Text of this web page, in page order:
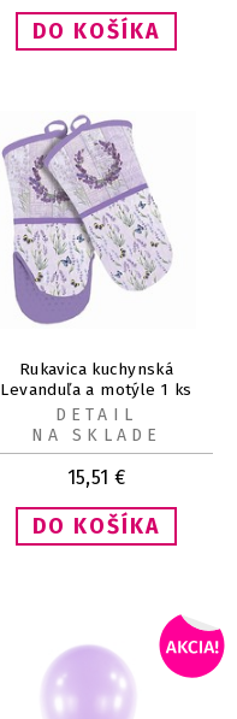
Rukavica kuchynská
Levanduľa a motýle 1 ks
15,51 €
DETAIL
NA SKLADE